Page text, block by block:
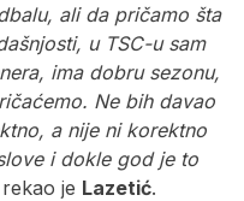
ali da pričamo šta
u TSC-u sam
ima dobru sezonu,
Ne bih davao
a nije ni korektno
i dokle god je to
rekao je Lazetić.